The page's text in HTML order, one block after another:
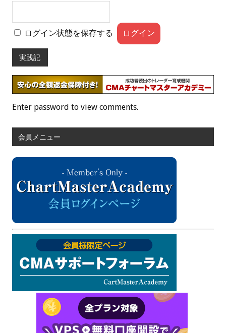
ログイン状態を保存する
実践記
Enter password to view comments.
会員メニュー